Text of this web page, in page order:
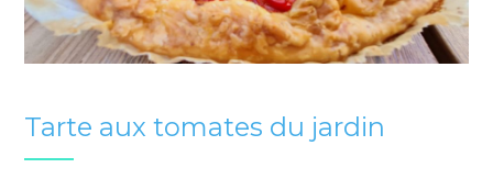
Tarte aux tomates du jardin